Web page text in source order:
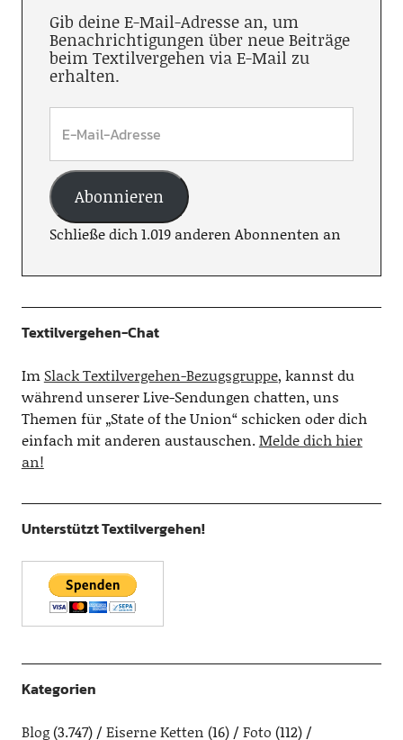
Gib deine E-Mail-Adresse an, um
Benachrichtigungen über neue Beiträge
beim Textilvergehen via E-Mail zu
erhalten.
Abonnieren
Schließe dich 1.019 anderen Abonnenten an
Textilvergehen-Chat
Im Slack Textilvergehen-Bezugsgruppe, kannst du
während unserer Live-Sendungen chatten, uns
Themen für „State of the Union“ schicken oder dich
einfach mit anderen austauschen.Melde dich hier
an!
Unterstützt Textilvergehen!
Kategorien
Blog(3.747) Eiserne Ketten (16) Foto (112)